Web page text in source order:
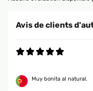
Avis de clients
Muy bonita al natural.